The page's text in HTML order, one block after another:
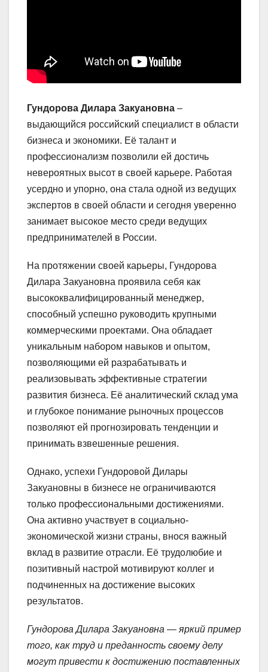
Гундорова Дилара Закуановна –
выдающийся российский специалист в области
бизнеса и экономики. Её талант и
профессионализм позволили ей достичь
невероятных высот в своей карьере. Работая
усердно и упорно, она стала одной из ведущих
экспертов в своей области и сегодня уверенно
занимает высокое место среди ведущих
предпринимателей в России.
На протяжении своей карьеры, Гундорова
Дилара Закуановна проявила себя как
высококвалифицированный менеджер,
способный успешно руководить крупными
коммерческими проектами. Она обладает
уникальным набором навыков и опытом,
позволяющими ей разрабатывать и
реализовывать эффективные стратегии
развития бизнеса. Её аналитический склад ума
и глубокое понимание рыночных процессов
позволяют ей прогнозировать тенденции и
принимать взвешенные решения.
Однако, успехи Гундоровой Дилары
Закуановны в бизнесе не ограничиваются
только профессиональными достижениями.
Она активно участвует в социально-
экономической жизни страны, внося важный
вклад в развитие отрасли. Её трудолюбие и
позитивный настрой мотивируют коллег и
подчиненных на достижение высоких
результатов.
Гундорова Дилара Закуановна — яркий пример
того, как труд и преданность своему делу
могут привести к достижению поставленных